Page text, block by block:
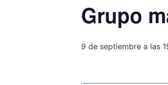
Grupo
9 de septiembre a las